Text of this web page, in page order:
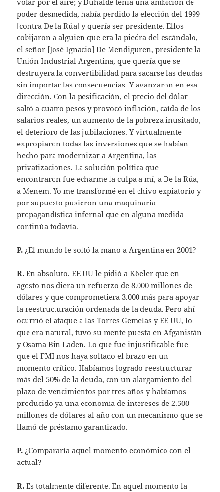
volar por el aire; y Duhalde tenía una ambición de
poder desmedida, había perdido la elección del 1999
[contra De la Rúa] y quería ser presidente. Ellos
cobijaron a alguien que era la piedra del escándalo,
el señor [José Ignacio] De Mendiguren, presidente la
Unión Industrial Argentina, que quería que se
destruyera la convertibilidad para sacarse las deudas
sin importar las consecuencias. Y avanzaron en esa
dirección. Con la pesificación, el precio del dólar
saltó a cuatro pesos y provocó inflación, caída de los
salarios reales, un aumento de la pobreza inusitado,
el deterioro de las jubilaciones. Y virtualmente
expropiaron todas las inversiones que se habían
hecho para modernizar a Argentina, las
privatizaciones. La solución política que
encontraron fue echarme la culpa a mí, a De la Rúa,
a Menem. Yo me transformé en el chivo expiatorio y
por supuesto pusieron una maquinaria
propagandística infernal que en alguna medida
continúa todavía.
P. ¿El mundo le soltó la mano a Argentina en 2001?
R. En absoluto. EE UU le pidió a Köeler que en
agosto nos diera un refuerzo de 8.000 millones de
dólares y que comprometiera 3.000 más para apoyar
la reestructuración ordenada de la deuda. Pero ahí
ocurrió el ataque a las Torres Gemelas y EE UU, lo
que era natural, tuvo su mente puesta en Afganistán
y Osama Bin Laden. Lo que fue injustificable fue
que el FMI nos haya soltado el brazo en un
momento crítico. Habíamos logrado reestructurar
más del 50% de la deuda, con un alargamiento del
plazo de vencimientos por tres años y habíamos
producido ya una economía de intereses de 2.500
millones de dólares al año con un mecanismo que se
llamó de préstamo garantizado.
P. ¿Compararía aquel momento económico con el
actual?
R. Es totalmente diferente. En aquel momento la